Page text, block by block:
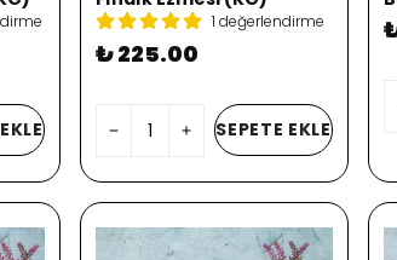
1 değerlendirme
₺ 225.00
SEPETE EKLE